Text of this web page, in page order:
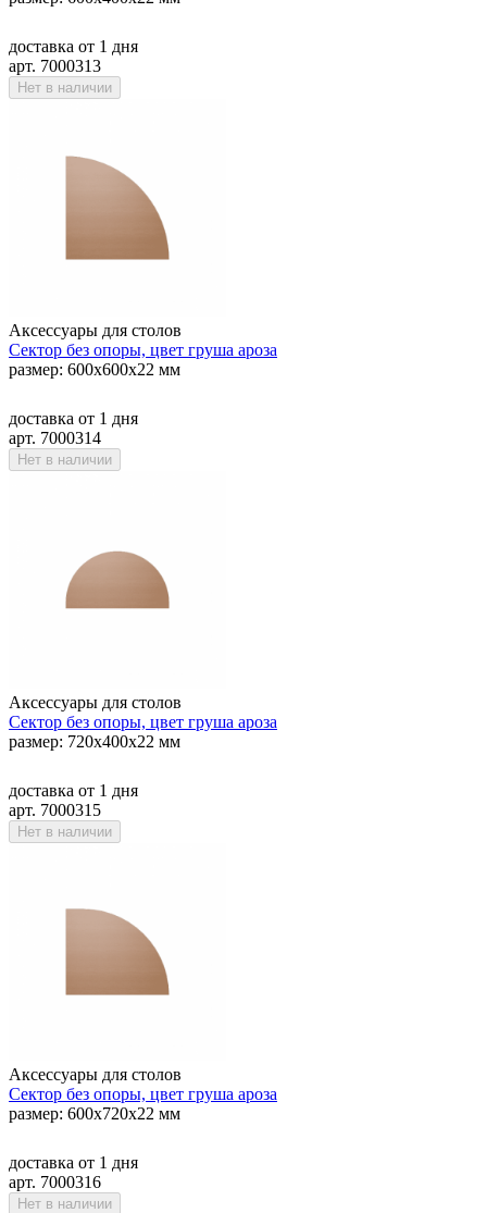
доставка от 1 дня
арт. 7000313
Нет в наличии
Аксессуары для столов
Сектор без опоры, цвет груша ароза
размер: 600х600х22 мм
доставка от 1 дня
арт. 7000314
Нет в наличии
Аксессуары для столов
Сектор без опоры, цвет груша ароза
размер: 720х400х22 мм
доставка от 1 дня
арт. 7000315
Нет в наличии
Аксессуары для столов
Сектор без опоры, цвет груша ароза
размер: 600х720х22 мм
доставка от 1 дня
арт. 7000316
Нет в наличии